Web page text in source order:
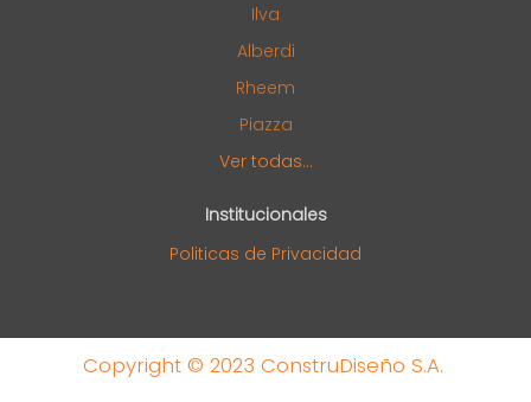
Ilva
Alberdi
Rheem
Piazza
Ver todas...
Institucionales
Politicas de Privacidad
Copyright © 2023 ConstruDiseño S.A.